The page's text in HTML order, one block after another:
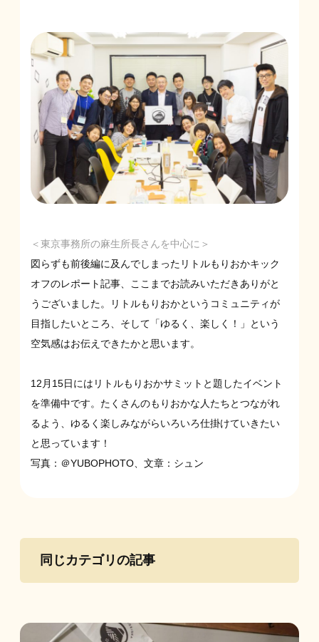
＜東京事務所の麻生所長さんを中心に＞
図らずも前後編に及んでしまったリトルもりおかキック
オフのレポート記事、ここまでお読みいただきありがと
うございました。リトルもりおかというコミュニティが
目指したいところ、そして「ゆるく、楽しく！」という
空気感はお伝えできたかと思います。
12月15日にはリトルもりおかサミットと題したイベント
を準備中です。たくさんのもりおかな人たちとつながれ
るよう、ゆるく楽しみながらいろいろ仕掛けていきたい
と思っています！
写真： ＠YUBOPHOTO、 文章：シュン
同じカテゴリの記事